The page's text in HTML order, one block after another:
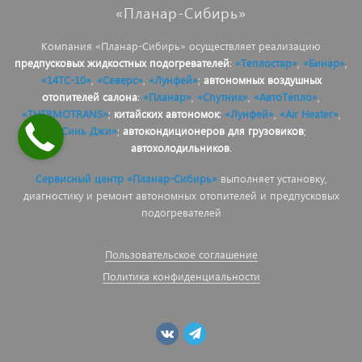
«Планар-Сибирь»
Компания «Планар-Сибирь» осуществляет реализацию
предпусковых жидкостных подогревателей: «Теплостар» «Бинар»
«14ТС-10», «Северс», «Лунфей»; автономных воздушных
отопителей салона: «Планар» «Спутник» «АвтоТепло»
«THERMOTRANS»; китайских автономок: «Лунфей», «Air Heater»,
«Синь Джи»; автокондиционеров для грузовиков;
автохолодильников.
Сервисный центр «Планар-Сибирь»выполняет установку,
диагностику и ремонт автономных отопителей и предпусковых
подогревателей
Пользовательское соглашение
Политика конфиденциальности